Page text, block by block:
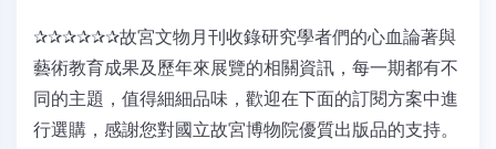
✰✰✰✰✰✰故宮文物月刊收錄研究學者們的心血論著與
藝術教育成果及歷年來展覽的相關資訊，每一期都有不
同的主題，值得細細品味，歡迎在下面的訂閱方案中進
行選購，感謝您對國立故宮博物院優質出版品的支持。